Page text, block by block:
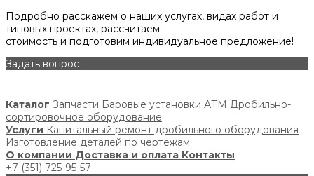
Подробно расскажем о наших услугах, видах работ и
типовых проектах, рассчитаем
стоимость и подготовим индивидуальное предложение!
Задать вопрос
Каталог Запчасти Баровые установки АТМ Дробильно-
сортировочное оборудование
Услуги Капитальный ремонт дробильного оборудования
Изготовление деталей по чертежам
О компании Доставка и оплата Контакты
+7 (351) 725-95-57